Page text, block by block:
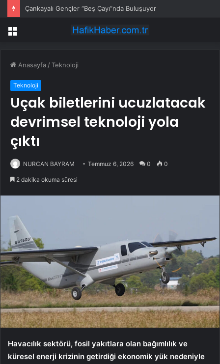
Çankayalı Gençler “Beş Çayı”nda Buluşuyor
Menü
Anasayfa /Teknoloji
Teknoloji
Uçak biletlerini ucuzlatacak
devrimsel teknoloji yola
çıktı
NURCAN BAYRAM Temmuz 6, 2026 0 0
2 dakika okuma süresi
Havacılık sektörü, fosil yakıtlara olan bağımlılık ve
küresel enerji krizinin getirdiği ekonomik yük nedeniyle